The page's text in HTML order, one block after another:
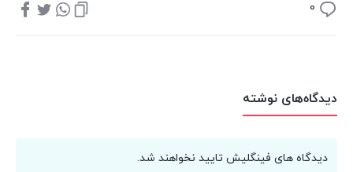
0
دیدگاه‌های نوشته
دیدگاه های فینگلیش تایید نخواهند شد.